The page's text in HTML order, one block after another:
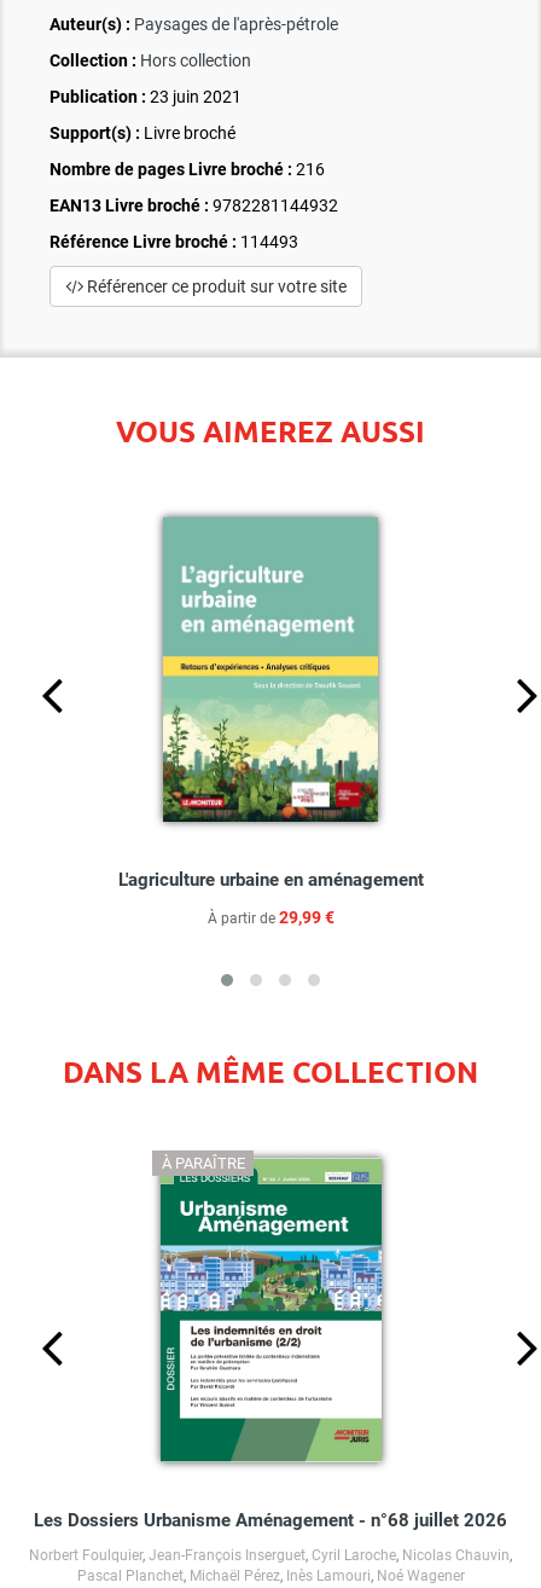
Auteur(s) : Paysages de l'après-pétrole
Collection : Hors collection
Publication : 23 juin 2021
Support(s) : Livre broché
Nombre de pages Livre broché : 216
EAN13 Livre broché : 9782281144932
Référence Livre broché : 114493
Référencer ce produit sur votre site
VOUS AIMEREZ AUSSI
L'agriculture urbaine en aménagement
À partir de 29,99 €
DANS LA MÊME COLLECTION
À PARAÎTRE
Les Dossiers Urbanisme Aménagement - n°68 juillet 2026
Norbert Foulquier, Jean-François Inserguet, Cyril Laroche, Nicolas Chauvin,
Pascal Planchet, Michaël Pérez, Inès Lamouri, Noé Wagener